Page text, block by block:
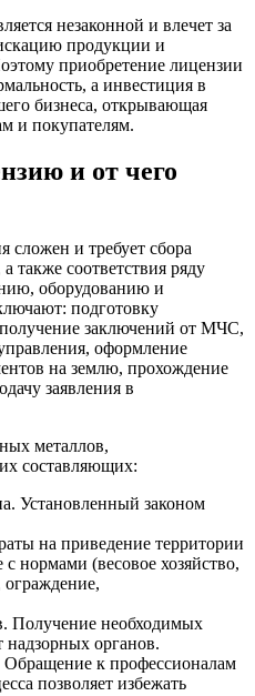
незаконной и влечет за
продукции и
приобретение лицензии
а инвестиция в
бизнеса, открывающая
и покупателям.
и от чего
сложен и требует сбора
также соответствия ряду
оборудованию и
подготовку
заключений от МЧС,
оформление
на землю, прохождение
заявления в
металлов,
составляющих:
Установленный законом
на приведение территории
с нормами (весовое хозяйство,
Получение необходимых
надзорных органов.
Обращение к профессионалам
позволяет избежать